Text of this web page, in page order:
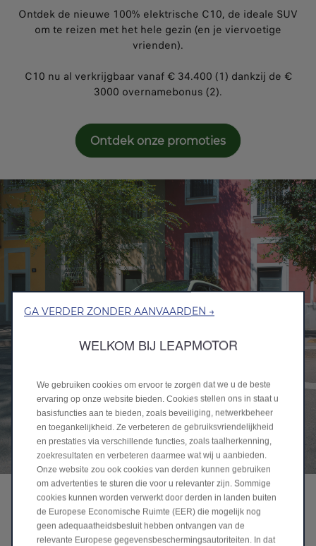
Ontdek de nieuwe 100% elektrische C10, de ideale SUV
om te reizen met het hele gezin (en je viervoetige
vrienden).
C10 nu al verkrijgbaar vanaf € 34.400 (1) dankzij de €
3000 overnamebonus (2).
Ontdek onze promoties
Leapmotor T03 stadswagen
Op zoek naar een volledig uitgeruste, 100% elektrische
stadsauto?
GA VERDER ZONDER AANVAARDEN →
WELKOM BIJ LEAPMOTOR
We gebruiken cookies om ervoor te zorgen dat we u de beste
ervaring op onze website bieden. Cookies stellen ons in staat u
basisfuncties aan te bieden, zoals beveiliging, netwerkbeheer
en toegankelijkheid. Ze verbeteren de gebruiksvriendelijkheid
en prestaties via verschillende functies, zoals taalherkenning,
zoekresultaten en verbeteren daarmee wat wij u aanbieden.
Onze website zou ook cookies van derden kunnen gebruiken
om advertenties te sturen die voor u relevanter zijn. Sommige
cookies kunnen worden verwerkt door derden in landen buiten
de Europese Economische Ruimte (EER) die mogelijk nog
geen adequaatheidsbesluit hebben ontvangen van de
relevante Europese gegevensbeschermingsautoriteiten. In dat